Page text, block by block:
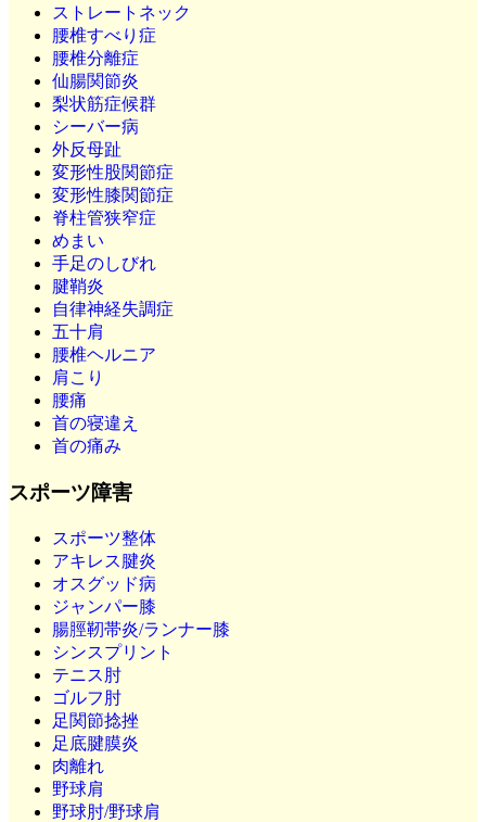
ストレートネック
腰椎すべり症
腰椎分離症
仙腸関節炎
梨状筋症候群
シーバー病
外反母趾
変形性股関節症
変形性膝関節症
脊柱管狭窄症
めまい
手足のしびれ
腱鞘炎
自律神経失調症
五十肩
腰椎ヘルニア
肩こり
腰痛
首の寝違え
首の痛み
スポーツ障害
スポーツ整体
アキレス腱炎
オスグッド病
ジャンパー膝
腸脛靭帯炎/ランナー膝
シンスプリント
テニス肘
ゴルフ肘
足関節捻挫
足底腱膜炎
肉離れ
野球肩
野球肘/野球肩